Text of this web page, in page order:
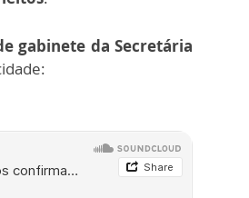
gabinete da Secretária